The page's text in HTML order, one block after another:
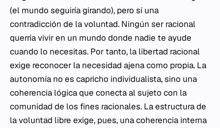
(el mundo seguiría girando), pero sí una
contradicción de la voluntad. Ningún ser racional
querría vivir en un mundo donde nadie te ayude
cuando lo necesitas. Por tanto, la libertad racional
exige reconocer la necesidad ajena como propia. La
autonomía no es capricho individualista, sino una
coherencia lógica que conecta al sujeto con la
comunidad de los fines racionales. La estructura de
la voluntad libre exige, pues, una coherencia interna